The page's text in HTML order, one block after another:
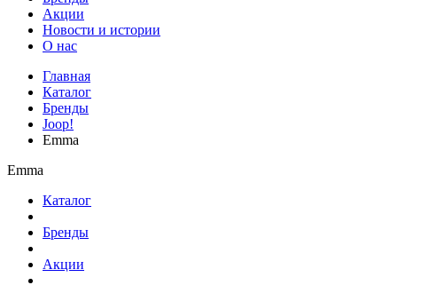
Акции
Новости и истории
О нас
Главная
Каталог
Бренды
Joop!
Emma
Emma
Каталог
Бренды
Акции